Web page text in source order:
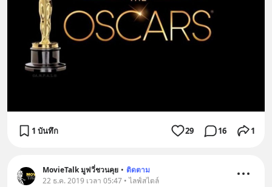
1 บันทึก 29 16 1
MovieTalk มูฟวี่ชวนคุย • ติดตาม
22 ธ.ค. 2019 เวลา 05:47 • ไลฟ์สไตล์